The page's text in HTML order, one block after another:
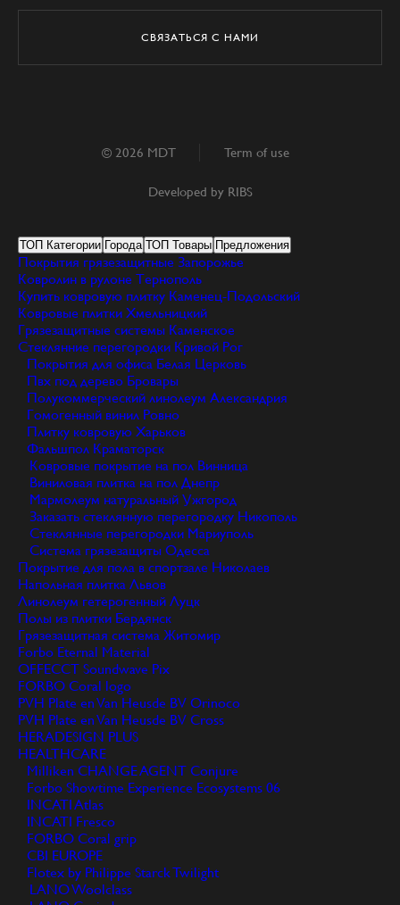
СВЯЗАТЬСЯ С НАМИ
© 2026 MDT Term of use
Developed by RIBS
ТОП Категории Города ТОП Товары Предложения
Покрытия грязезащитные Запорожье
Ковролин в рулоне Тернополь
Купить ковровую плитку Каменец-Подольский
Ковровые плитки Хмельницкий
Грязезащитные системы Каменское
Стеклянние перегородки Кривой Рог
Покрытия для офиса Белая Церковь
Пвх под дерево Бровары
Полукоммерческий линолеум Александрия
Гомогенный винил Ровно
Плитку ковровую Харьков
Фальшпол Краматорск
Ковровые покрытие на пол Винница
Виниловая плитка на пол Днепр
Мармолеум натуральный Ужгород
Заказать стеклянную перегородку Никополь
Стеклянные перегородки Мариуполь
Система грязезащиты Одесса
Покрытие для пола в спортзале Николаев
Напольная плитка Львов
Линолеум гетерогенный Луцк
Полы из плитки Бердянск
Грязезащитная система Житомир
Forbo Eternal Material
OFFECCT Soundwave Pix
FORBO Coral logo
PVH Plate en Van Heusde BV Orinoco
PVH Plate en Van Heusde BV Cross
HERADESIGN PLUS
HEALTHCARE
Milliken CHANGE AGENT Conjure
Forbo Showtime Experience Ecosystems 06
INCATI Atlas
INCATI Fresco
FORBO Coral grip
CBI EUROPE
Flotex by Philippe Starck Twilight
LANO Woolclass